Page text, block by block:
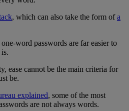
, which can also take the form ofa
word passwords are far easier to
ease cannot be the main criteria for
be.
explained, some of the most
are not always words.